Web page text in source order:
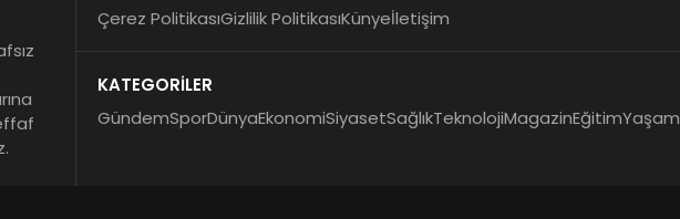
Çerez PolitikasıGizlilik PolitikasıKünyeİletişim
KATEGORİLER
GündemSporDünyaEkonomiSiyasetSağlıkTeknolojiMagazinEğitimYaşam